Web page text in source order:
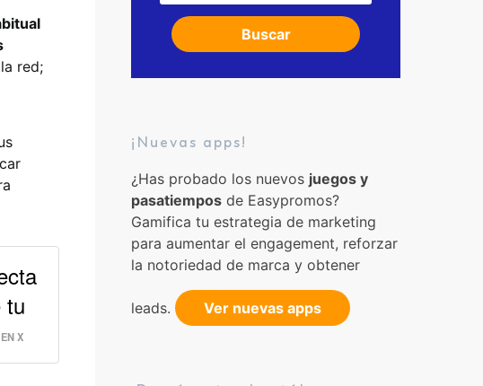
red;
tu
X
Buscar
¡Nuevas apps!
¿Has probado los nuevos juegos y
pasatiempos de Easypromos?
Gamifica tu estrategia de marketing
para aumentar el engagement, reforzar
la notoriedad de marca y obtener
leads. Ver nuevas apps